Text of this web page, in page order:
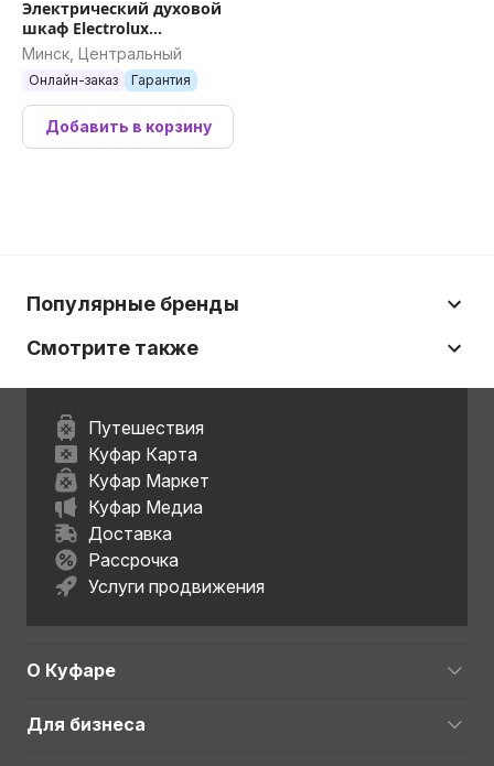
Электрический духовой
шкаф Electrolux
SurroundCook 600
EOF5C50BZ
Минск, Центральный
Онлайн-заказ Гарантия
Добавить в корзину
Популярные бренды
Смотрите также
Путешествия
Куфар Карта
Куфар Маркет
Куфар Медиа
Доставка
Рассрочка
Услуги продвижения
О Куфаре
Для бизнеса